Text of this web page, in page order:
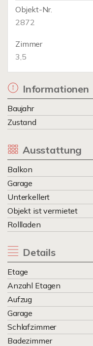
Objekt-Nr.
2872
Zimmer
3,5
Informationen
Baujahr
Zustand
Ausstattung
Balkon
Garage
Unterkellert
Objekt ist vermietet
Rollladen
Details
Etage
Anzahl Etagen
Aufzug
Garage
Schlafzimmer
Badezimmer